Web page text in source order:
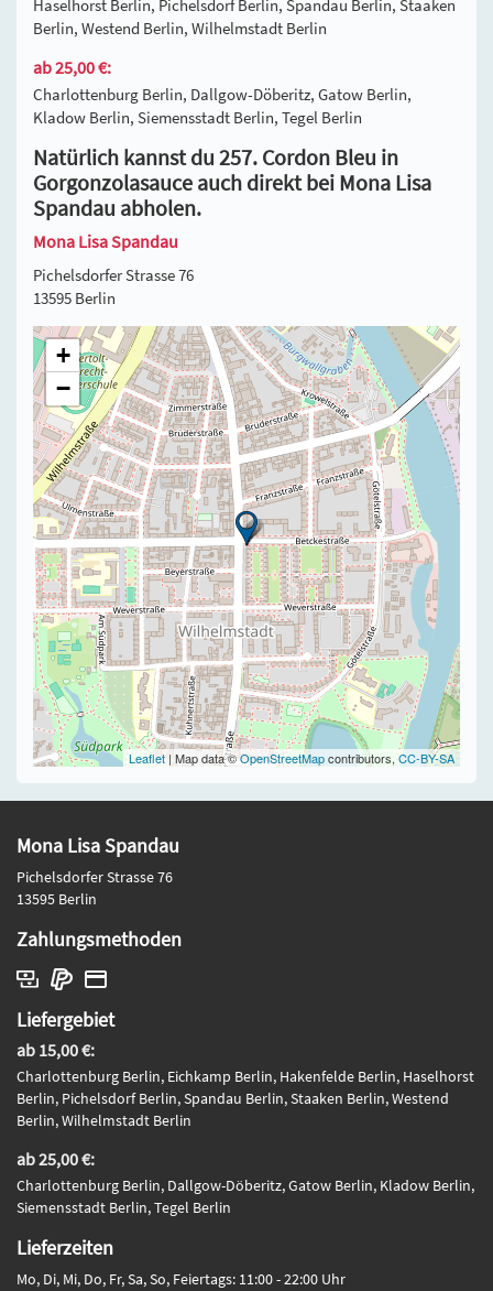
Haselhorst Berlin, Pichelsdorf Berlin, Spandau Berlin, Staaken
Berlin, Westend Berlin, Wilhelmstadt Berlin
ab 25,00 €:
Charlottenburg Berlin, Dallgow-Döberitz, Gatow Berlin,
Kladow Berlin, Siemensstadt Berlin, Tegel Berlin
Natürlich kannst du 257. Cordon Bleu in
Gorgonzolasauce auch direkt bei Mona Lisa
Spandau abholen.
Mona Lisa Spandau
Pichelsdorfer Strasse 76
13595 Berlin
+
−
Leaflet | Map data ©OpenStreetMapcontributors,CC-BY-SA
Mona Lisa Spandau
Pichelsdorfer Strasse 76
13595 Berlin
Zahlungsmethoden
Liefergebiet
ab 15,00 €:
Charlottenburg Berlin, Eichkamp Berlin, Hakenfelde Berlin, Haselhorst
Berlin, Pichelsdorf Berlin, Spandau Berlin, Staaken Berlin, Westend
Berlin, Wilhelmstadt Berlin
ab 25,00 €:
Charlottenburg Berlin, Dallgow-Döberitz, Gatow Berlin, Kladow Berlin,
Siemensstadt Berlin, Tegel Berlin
Lieferzeiten
Mo, Di, Mi, Do, Fr, Sa, So, Feiertags: 11:00 - 22:00 Uhr